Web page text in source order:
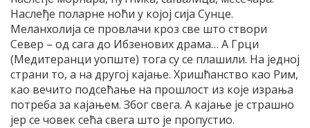
Наслеђе поларне ноћи у којој сија Сунце.
Меланхолија се провлачи кроз све што створи
Север – од сага до Ибзенових драма… А Грци
(Медитеранци уопште) тога су се плашили. На једној
страни то, а на другој кајање. Хришћанство као Рим,
као вечито подсећање на прошлост из које израња
потреба за кајањем. Због свега. А кајање је страшно
јер се човек сећа свега што је пропустио.